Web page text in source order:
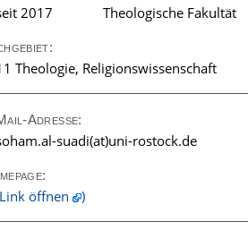
2017 Theologische Fakultät
Theologie, Religionswissenschaft
Adresse:
inu(ta)idaus-la.mahos
öffnen )